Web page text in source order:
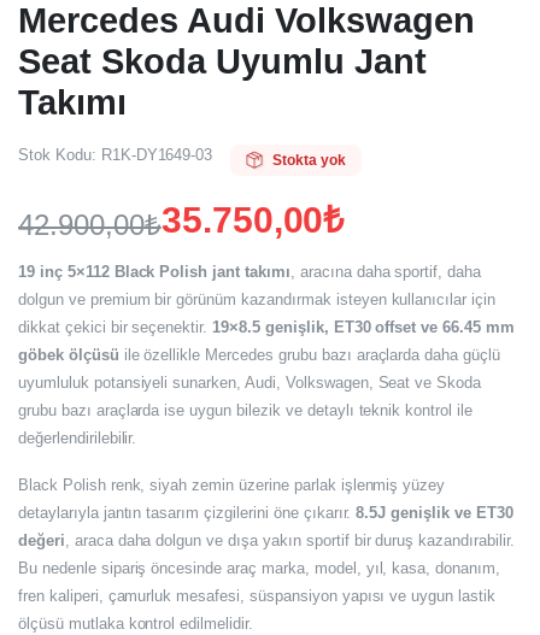
Mercedes Audi Volkswagen
Seat Skoda Uyumlu Jant
Takımı
Stok Kodu: R1K-DY1649-03 Stokta yok
42.900,00₺
Orijinal
fiyat:
42.900,00₺.
35.750,00₺
Şu
andaki
fiyat:
35.750,00₺.
19 inç 5×112 Black Polish jant takımı, aracına daha sportif, daha
dolgun ve premium bir görünüm kazandırmak isteyen kullanıcılar için
dikkat çekici bir seçenektir. 19×8.5 genişlik, ET30 offset ve 66.45 mm
göbek ölçüsü ile özellikle Mercedes grubu bazı araçlarda daha güçlü
uyumluluk potansiyeli sunarken, Audi, Volkswagen, Seat ve Skoda
grubu bazı araçlarda ise uygun bilezik ve detaylı teknik kontrol ile
değerlendirilebilir.
Black Polish renk, siyah zemin üzerine parlak işlenmiş yüzey
detaylarıyla jantın tasarım çizgilerini öne çıkarır.8.5J genişlik ve ET30
değeri, araca daha dolgun ve dışa yakın sportif bir duruş kazandırabilir.
Bu nedenle sipariş öncesinde araç marka, model, yıl, kasa, donanım,
fren kaliperi, çamurluk mesafesi, süspansiyon yapısı ve uygun lastik
ölçüsü mutlaka kontrol edilmelidir.